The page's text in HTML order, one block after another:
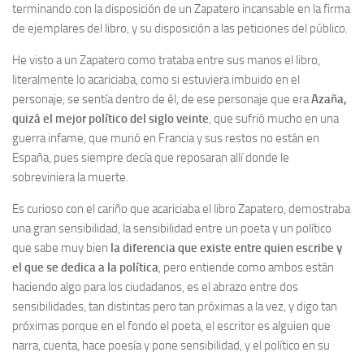
Izquierda Republicana. Galicia
Archivo histórico
Archivo
Archivo Documental
Cronología fundamental de Manuel Azaña
Artículos sobre Manuel Azaña
Ochenta años sin Manuel Azaña
Bibliografías
Biblioteca
Catálogo Biblioteca
Catálogo Hemeroteca
terminando con la disposición de un Zapatero incansable en la firma
de ejemplares del libro, y su disposición a las peticiones del público.
He visto a un Zapatero como trataba entre sus manos el libro,
literalmente lo acariciaba, como si estuviera imbuido en el
personaje, se sentía dentro de él, de ese personaje que eraAzaña,
quizá el mejor político del siglo veinte, que sufrió mucho en una
guerra infame, que murió en Francia y sus restos no están en
España, pues siempre decía que reposaran allí donde le
sobreviniera la muerte.
Es curioso con el cariño que acariciaba el libro Zapatero, demostraba
una gran sensibilidad, la sensibilidad entre un poeta y un político
que sabe muy bien la diferencia que existe entre quien escribe y
el que se dedica a la política, pero entiende como ambos están
haciendo algo para los ciudadanos, es el abrazo entre dos
sensibilidades, tan distintas pero tan próximas a la vez, y digo tan
próximas porque en el fondo el poeta, el escritor es alguien que
narra, cuenta, hace poesía y pone sensibilidad, y el político en su